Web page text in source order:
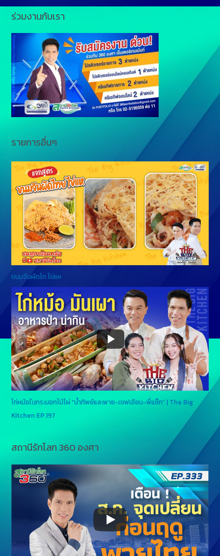
ร่วมงานกับเรา
รายการอื่นๆ
ขนมจีนผัดไท ไข่แห
ไก่หม้อในกระบอกไม้ไผ่ “น้ำทิพย์และพาย-เชฟเอียน-พี่แซ็ก” | The Big
Kitchen EP.197
สถานีรักโลก 360 องศา